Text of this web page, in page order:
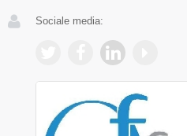
Sociale media: